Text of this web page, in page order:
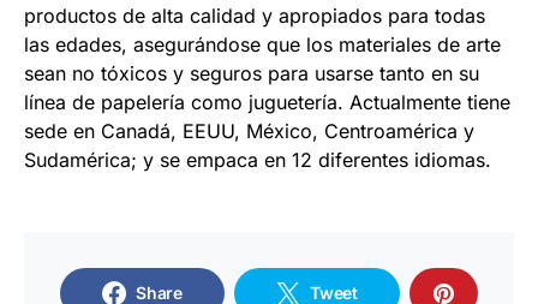
productos de alta calidad y apropiados para todas
las edades, asegurándose que los materiales de arte
sean no tóxicos y seguros para usarse tanto en su
línea de papelería como juguetería. Actualmente tiene
sede en Canadá, EEUU, México, Centroamérica y
Sudamérica; y se empaca en 12 diferentes idiomas.
Share Tweet